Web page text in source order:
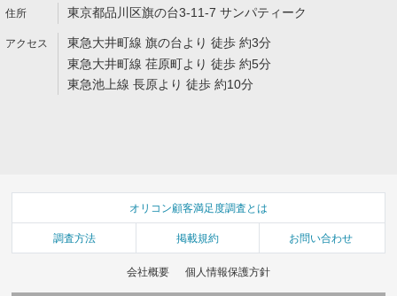
東京都品川区旗の台3-11-7 サンパティーク
東急大井町線 旗の台より 徒歩 約3分
東急大井町線 荏原町より 徒歩 約5分
東急池上線 長原より 徒歩 約10分
オリコン顧客満足度調査とは
調査方法 掲載規約 お問い合わせ
会社概要 個人情報保護方針